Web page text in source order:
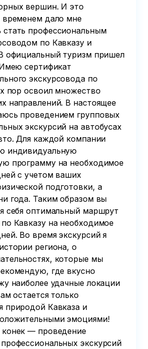
вершин. И это
временем дало мне
профессиональным
по Кавказу и
официальный туризм пришел
сертификат
экскурсовода по
пор освоил множество
направлений. В настоящее
проведением групповых
экскурсий на автобусах
Для каждой компании
индивидуальную
программу на необходимое
с учетом ваших
подготовки, а
года. Таким образом вы
себя оптимальный маршрут
Кавказу на необходимое
Во время экскурсий я
региона, о
которые мы
где вкусно
наиболее удачные локации
остается только
природой Кавказа и
эмоциями!
— проведение
экскурсий